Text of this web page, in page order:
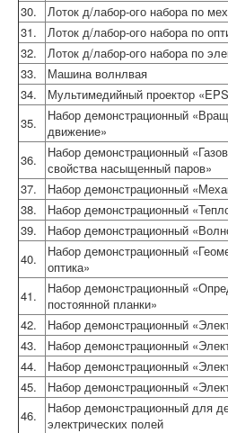
30.
Лоток д/лабор-ого набора по
31.
Лоток д/лабор-ого набора по
32.
Лоток д/лабор-ого набора по
33.
Машина волнлвая
34.
Мультимедийный проектор
35.
Набор демонстрационный
движение»
36.
Набор демонстрационный
свойства насыщенный паров»
37.
Набор демонстрационный
38.
Набор демонстрационный
39.
Набор демонстрационный
40.
Набор демонстрационный
оптика»
41.
Набор демонстрационный
постоянной планки»
42.
Набор демонстрационный
43.
Набор демонстрационный
44.
Набор демонстрационный
45.
Набор демонстрационный
46.
Набор демонстрационный для
электрических полей